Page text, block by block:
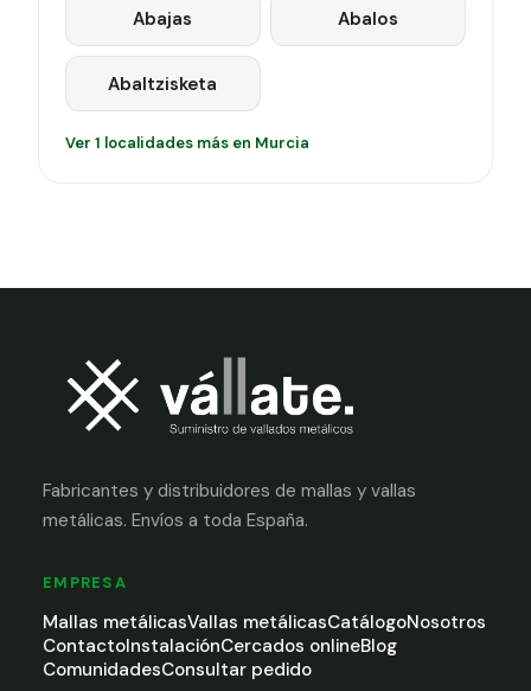
Abajas Abalos
Abaltzisketa
Ver 1 localidades más en Murcia
Fabricantes y distribuidores de mallas y vallas
metálicas. Envíos a toda España.
EMPRESA
Mallas metálicasVallas metálicasCatálogoNosotros
ContactoInstalaciónCercados onlineBlog
ComunidadesConsultar pedido